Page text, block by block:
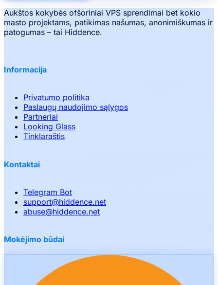
Aukštos kokybės ofšoriniai VPS sprendimai bet kokio
masto projektams, patikimas našumas, anonimiškumas ir
patogumas – tai Hiddence.
Informacija
Privatumo politika
Paslaugų naudojimo sąlygos
Partneriai
Looking Glass
Tinklaraštis
Kontaktai
Telegram Bot
support@hiddence.net
abuse@hiddence.net
Mokėjimo būdai